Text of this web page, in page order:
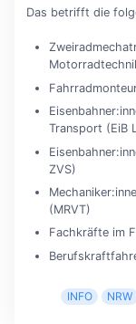
Das betrifft die
Transport (EiB
ZVS)
(MRVT)
Fachkräfte im
INFO NRW